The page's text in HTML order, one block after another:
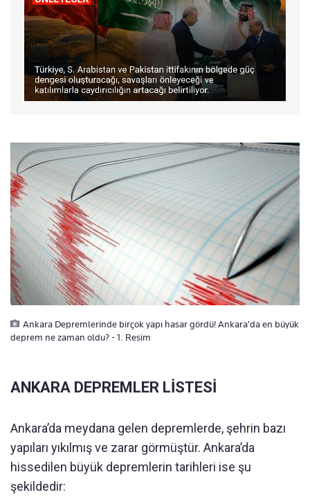
Ankara Depremlerinde birçok yapı hasar gördü! Ankara'da en büyük
deprem ne zaman oldu? - 1. Resim
ANKARA DEPREMLER LİSTESİ
Ankara’da meydana gelen depremlerde, şehrin bazı
yapıları yıkılmış ve zarar görmüştür. Ankara’da
hissedilen büyük depremlerin tarihleri ise şu
şekildedir: